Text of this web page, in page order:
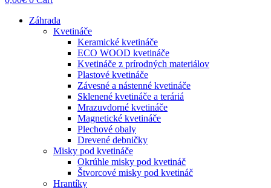
Záhrada
Kvetináče
Keramické kvetináče
ECO WOOD kvetináče
Kvetináče z prírodných materiálov
Plastové kvetináče
Závesné a nástenné kvetináče
Sklenené kvetináče a teráriá
Mrazuvdorné kvetináče
Magnetické kvetináče
Plechové obaly
Drevené debničky
Misky pod kvetináče
Okrúhle misky pod kvetináč
Štvorcové misky pod kvetináč
Hrantíky